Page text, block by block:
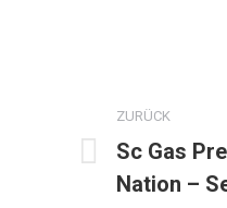
ZURÜCK
Vorheriger
Beitrag:
Sc Gas
Nation –